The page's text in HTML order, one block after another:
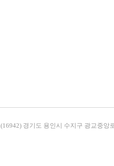
(16942) 경기도 용인시 수지구 광교중앙